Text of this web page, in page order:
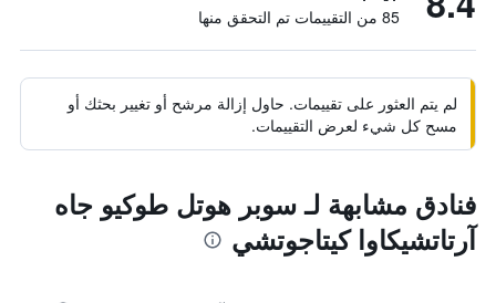
85 من التقييمات تم التحقق منها
لم يتم العثور على تقييمات. حاول إزالة مرشح أو تغيير بحثك أو
مسح كل شيء لعرض التقييمات.
فنادق مشابهة لـ سوبر هوتل طوكيو جاه
آرتاتشيكاوا كيتاجوتشي